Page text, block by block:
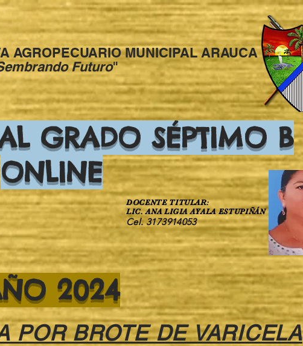
AGROPECUARIO MUNICIPAL ARAUCA
Futuro"
GRADO SÉPTIMO B
ONLINE
DOCENTE TITULAR:
LIC. ANA LIGIA AYALA ESTUPIÑÁN
Cel. 3173914053
2024
POR BROTE DE VARICELA